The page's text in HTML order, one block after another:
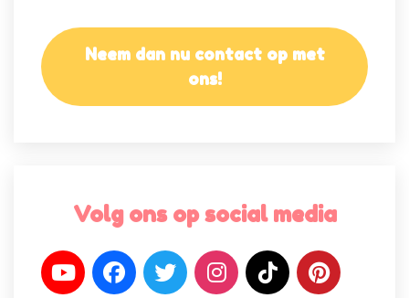
Neem dan nu contact op met
ons!
Volg ons op social media